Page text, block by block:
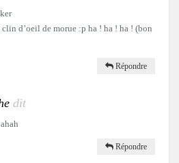
d’oeil de morue :p ha ! ha ! ha ! (bon
Répondre
dit
Répondre